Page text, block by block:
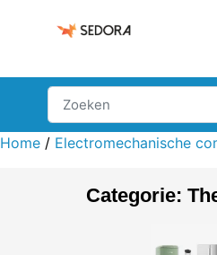
Home / Electromechanische
Categorie: